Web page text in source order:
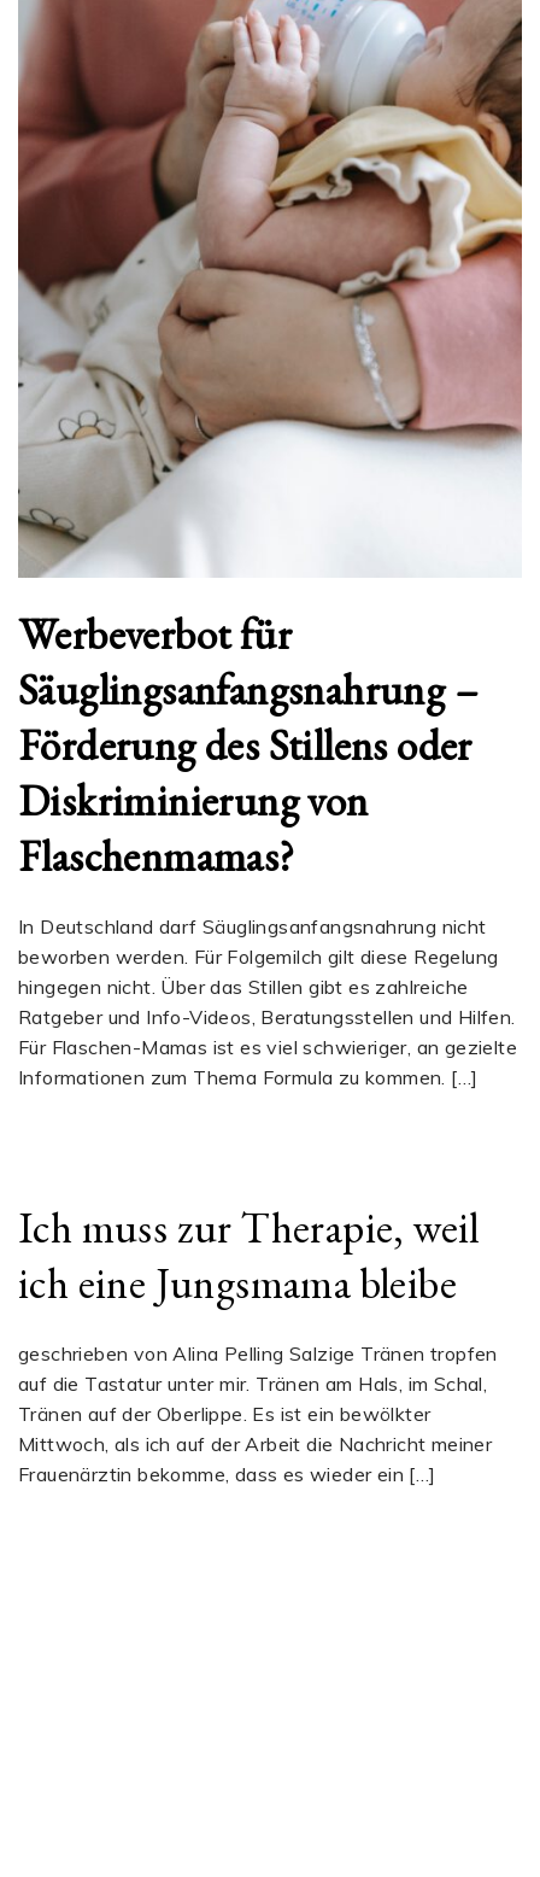
Werbeverbot für
Säuglingsanfangsnahrung –
Förderung des Stillens oder
Diskriminierung von
Flaschenmamas?
In Deutschland darf Säuglingsanfangsnahrung nicht
beworben werden. Für Folgemilch gilt diese Regelung
hingegen nicht. Über das Stillen gibt es zahlreiche
Ratgeber und Info-Videos, Beratungsstellen und Hilfen.
Für Flaschen-Mamas ist es viel schwieriger, an gezielte
Informationen zum Thema Formula zu kommen. […]
Ich muss zur Therapie, weil
ich eine Jungsmama bleibe
geschrieben von Alina Pelling Salzige Tränen tropfen
auf die Tastatur unter mir. Tränen am Hals, im Schal,
Tränen auf der Oberlippe. Es ist ein bewölkter
Mittwoch, als ich auf der Arbeit die Nachricht meiner
Frauenärztin bekomme, dass es wieder ein […]